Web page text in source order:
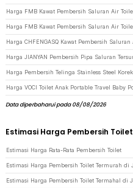
Data diperbaharui pada 08/08/2026
Estimasi Harga Pembersih Toilet
Estimasi Harga Rata-Rata Pembersih Toilet